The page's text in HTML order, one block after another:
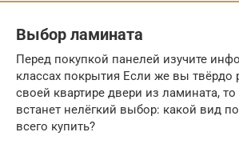
Выбор ламината
Перед покупкой панелей изучите
классах покрытия Если же вы твёрдо
своей квартире двери из ламината,
встанет нелёгкий выбор: какой вид
всего купить?